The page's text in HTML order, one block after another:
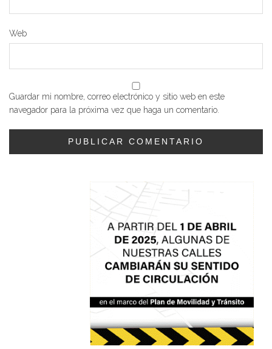
Web
Guardar mi nombre, correo electrónico y sitio web en este
navegador para la próxima vez que haga un comentario.